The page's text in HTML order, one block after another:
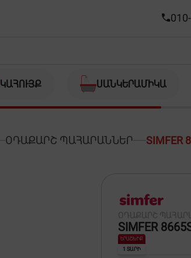
ԿԱՀՈՒՅՔ ՍԱՆԿԵՐԱՄԻԿԱ
ՕԴԱՔԱՐՇ ՊԱՀԱՐԱՆՆԵՐ SIMFER
ՕԴԱՔԱՐՇ
SIMFER
ԵՐԱՇԽԻՔ
1 ՏԱՐԻ